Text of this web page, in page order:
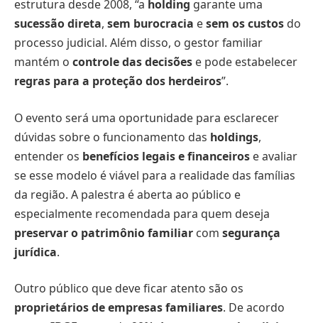
estrutura desde 2008, “a holding garante uma
sucessão direta, sem burocracia esem os custos do
processo judicial. Além disso, o gestor familiar
mantém o controle das decisões e pode estabelecer
regras para a proteção dos herdeiros”.
O evento será uma oportunidade para esclarecer
dúvidas sobre o funcionamento das holdings,
entender os benefícios legais e financeiros e avaliar
se esse modelo é viável para a realidade das famílias
da região. A palestra é aberta ao público e
especialmente recomendada para quem deseja
preservar o patrimônio familiar com segurança
jurídica.
Outro público que deve ficar atento são os
proprietários de empresas familiares. De acordo